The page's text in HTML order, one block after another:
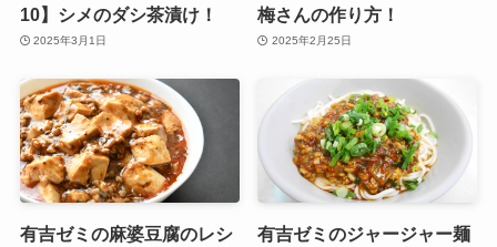
10】シメのダシ茶漬け！
2025年3月1日
梅さんの作り方！
2025年2月25日
有吉ゼミの麻婆豆腐のレシ
有吉ゼミのジャージャー麺